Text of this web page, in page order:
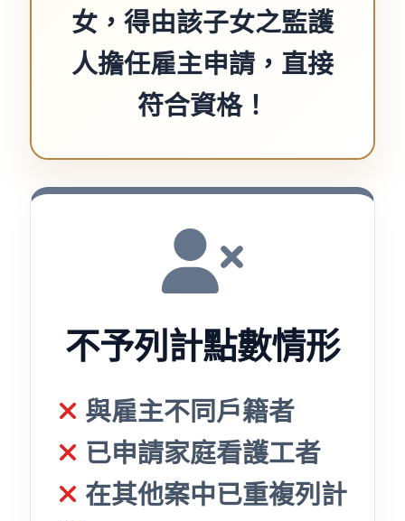
女，得由該子女之監護
人擔任雇主申請，直接
符合資格！
不予列計點數情形
與雇主不同戶籍者
已申請家庭看護工者
在其他案中已重複列計